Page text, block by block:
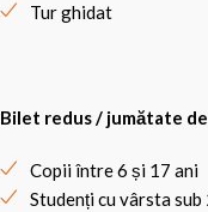
Tur ghidat
Bilet redus / jumătate
Copii între 6 și 17 ani
Studenți cu vârsta